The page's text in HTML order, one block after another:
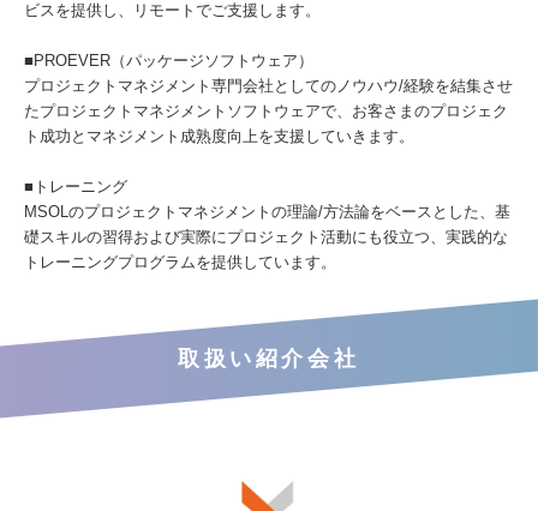
ビスを提供し、リモートでご支援します。
■PROEVER（パッケージソフトウェア）
プロジェクトマネジメント専門会社としてのノウハウ/経験を結集させ
たプロジェクトマネジメントソフトウェアで、お客さまのプロジェク
ト成功とマネジメント成熟度向上を支援していきます。
■トレーニング
MSOLのプロジェクトマネジメントの理論/方法論をベースとした、基
礎スキルの習得および実際にプロジェクト活動にも役立つ、実践的な
トレーニングプログラムを提供しています。
取扱い紹介会社